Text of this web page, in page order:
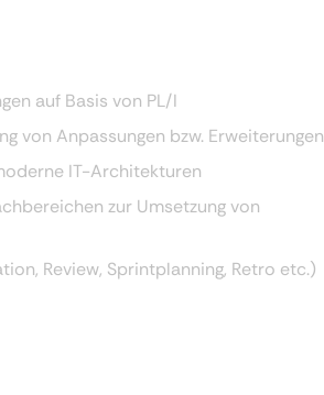
auf Basis von PL/I
von Anpassungen bzw. Erweiterungen
IT-Architekturen
zur Umsetzung von
Review, Sprintplanning, Retro etc.)